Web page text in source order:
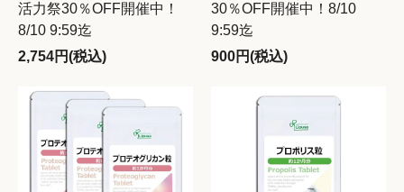
活力祭30％OFF開催中！
8/10 9:59迄
2,754円(税込)
30％OFF開催中！8/10
9:59迄
900円(税込)